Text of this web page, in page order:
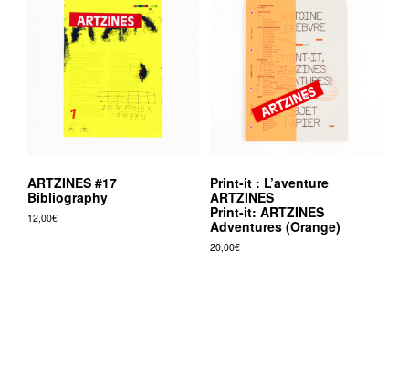
ARTZINES #17
Bibliography
12,00€
Print-it : L’aventure
ARTZINES
Print-it: ARTZINES
Adventures (Orange)
20,00€